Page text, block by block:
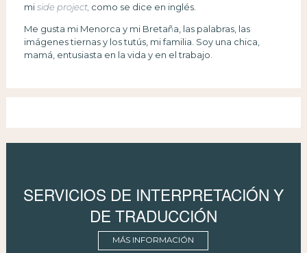
mi side project, como se dice en inglés.
Me gusta mi Menorca y mi Bretaña, las palabras, las
imágenes tiernas y los tutús, mi familia. Soy una chica,
mamá, entusiasta en la vida y en el trabajo.
SERVICIOS DE INTERPRETACIÓN Y
DE TRADUCCIÓN
MÁS INFORMACIÓN